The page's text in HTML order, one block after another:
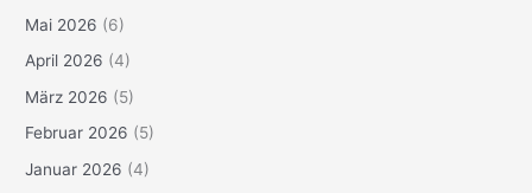
Mai 2026 (6)
April 2026 (4)
März 2026 (5)
Februar 2026 (5)
Januar 2026 (4)